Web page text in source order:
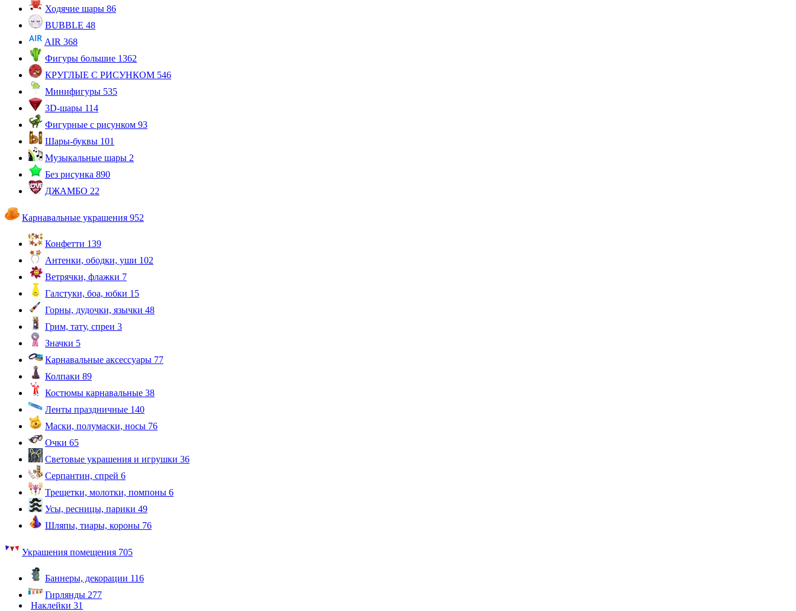
Ходячие шары 86
BUBBLE 48
AIR 368
Фигуры большие 1362
КРУГЛЫЕ С РИСУНКОМ 546
Минифигуры 535
3D-шары 114
Фигурные с рисунком 93
Шары-буквы 101
Музыкальные шары 2
Без рисунка 890
ДЖАМБО 22
Карнавальные украшения 952
Конфетти 139
Антенки, ободки, уши 102
Ветрячки, флажки 7
Галстуки, боа, юбки 15
Горны, дудочки, язычки 48
Грим, тату, спреи 3
Значки 5
Карнавальные аксессуары 77
Колпаки 89
Костюмы карнавальные 38
Ленты праздничные 140
Маски, полумаски, носы 76
Очки 65
Световые украшения и игрушки 36
Серпантин, спрей 6
Трещетки, молотки, помпоны 6
Усы, ресницы, парики 49
Шляпы, тиары, короны 76
Украшения помещения 705
Баннеры, декорации 116
Гирлянды 277
Наклейки 31